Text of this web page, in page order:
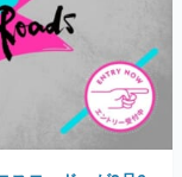
スロード」が8月6
付中。国内の作品を